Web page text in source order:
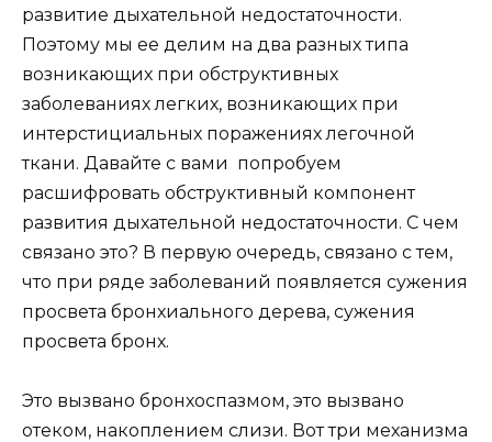
развитие дыхательной недостаточности.
Поэтому мы ее делим на два разных типа
возникающих при обструктивных
заболеваниях легких, возникающих при
интерстициальных поражениях легочной
ткани. Давайте с вами попробуем
расшифровать обструктивный компонент
развития дыхательной недостаточности. С чем
связано это? В первую очередь, связано с тем,
что при ряде заболеваний появляется сужения
просвета бронхиального дерева, сужения
просвета бронх.
Это вызвано бронхоспазмом, это вызвано
отеком, накоплением слизи. Вот три механизма